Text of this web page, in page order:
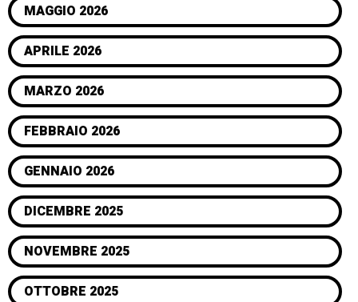
MAGGIO 2026
APRILE 2026
MARZO 2026
FEBBRAIO 2026
GENNAIO 2026
DICEMBRE 2025
NOVEMBRE 2025
OTTOBRE 2025